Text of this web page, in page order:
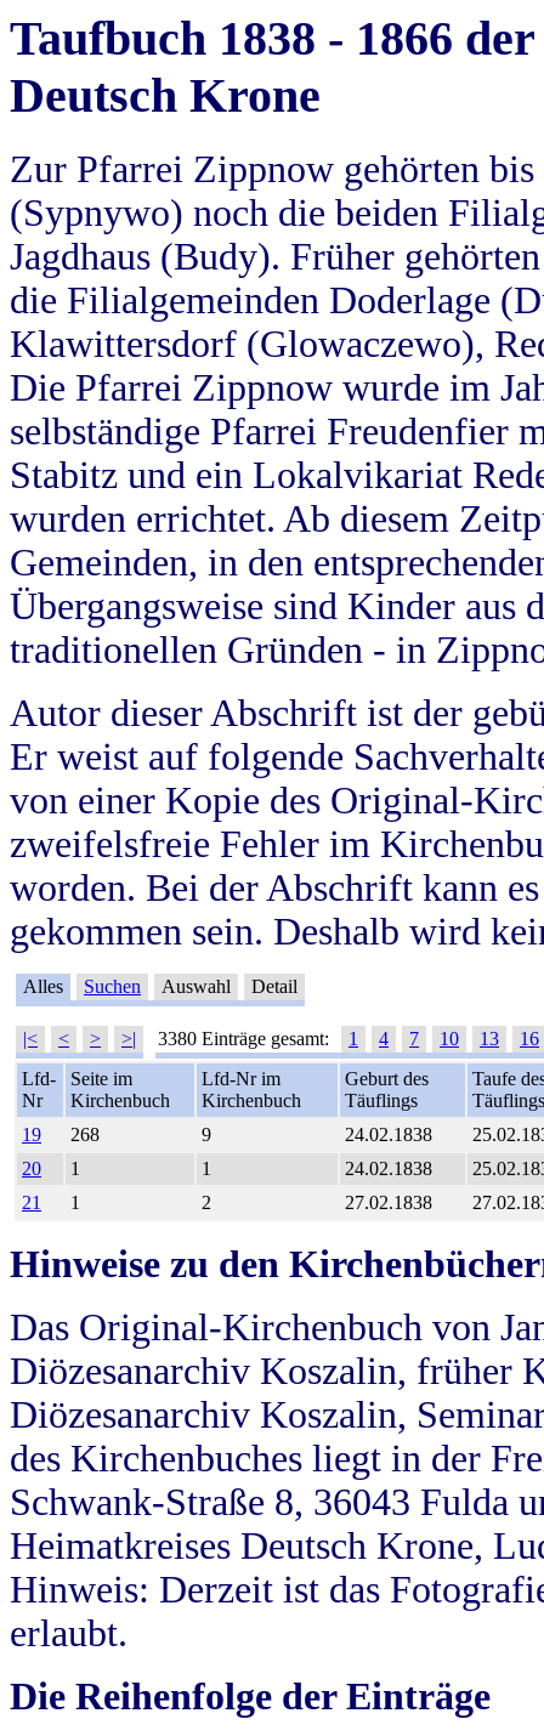
Taufbuch 1838 - 1866
Deutsch Krone
Zur Pfarrei Zippnow gehörten
(Sypnywo) noch die beiden
Jagdhaus (Budy). Früher
die Filialgemeinden Doderlage
Klawittersdorf (Glowaczewo),
Die Pfarrei Zippnow wurde im
selbständige Pfarrei Freudenfier
Stabitz und ein Lokalvikariat
wurden errichtet. Ab diesem
Gemeinden, in den
Übergangsweise sind Kinder aus
traditionellen Gründen - in
Autor dieser Abschrift ist der
Er weist auf folgende
von einer Kopie des Original-
zweifelsfreie Fehler im
worden. Bei der Abschrift kann
gekommen sein. Deshalb wird
Alles Suchen Auswahl Detail
|< < > >| 3380 Einträge gesamt: 1 4 7 10 13
16
Lfd-
Nr
Seite im
Kirchenbuch
Lfd-Nr im
Kirchenbuch
Geburt des
Täuflings
Taufe
Täuflings
19
268 9 24.02.1838
20
1 1 24.02.1838
21
1 2 27.02.1838
Hinweise zu den
Das Original-Kirchenbuch von
Diözesanarchiv Koszalin, früher
Diözesanarchiv Koszalin,
des Kirchenbuches liegt in der
Schwank-Straße 8, 36043 Fulda
Heimatkreises Deutsch Krone,
Hinweis: Derzeit ist das
erlaubt.
Die Reihenfolge der Einträge